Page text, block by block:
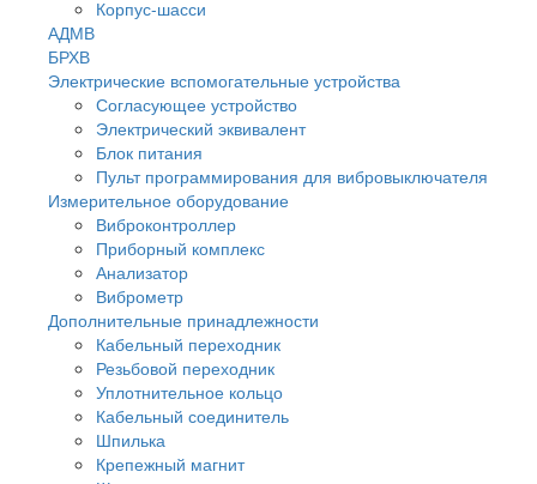
Корпус-шасси
АДМВ
БРХВ
Электрические вспомогательные устройства
Согласующее устройство
Электрический эквивалент
Блок питания
Пульт программирования для вибровыключателя
Измерительное оборудование
Виброконтроллер
Приборный комплекс
Анализатор
Виброметр
Дополнительные принадлежности
Кабельный переходник
Резьбовой переходник
Уплотнительное кольцо
Кабельный соединитель
Шпилька
Крепежный магнит